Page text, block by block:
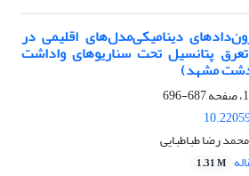
دینامیکی‌مدل‌های اقلیمی در
‌تعرق پتانسیل تحت سناریوهای واداشت
مشهد)
687-696
محمد رضا طباطبایی
1.31 M